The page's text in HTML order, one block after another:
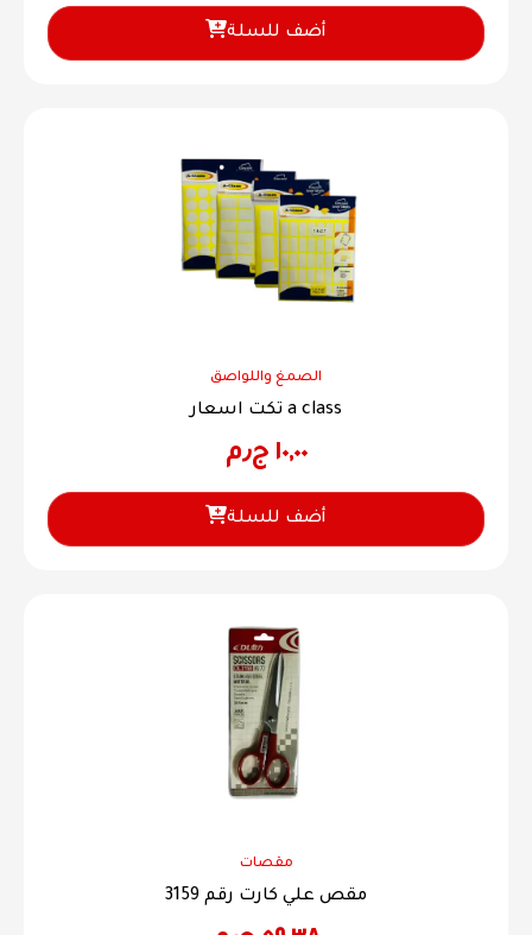
أضف للسلة
الصمغ واللواصق
تكت اسعار a class
١٠,٠٠ ج٫م
أضف للسلة
مقصات
مقص علي كارت رقم 3159